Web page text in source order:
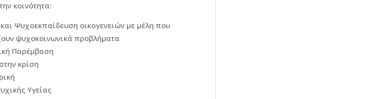
κοινότητα:
Ψυχοεκπαίδευση οικογενειών με μέλη που
ψυχοκοινωνικά προβλήματα
Παρέμβαση
κρίση
Υγείας